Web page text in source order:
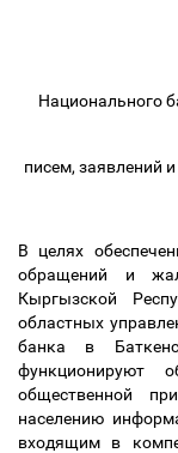
Национального
писем, заявлений
В целях
обращений и
Кыргызской
областных
банка в
функционируют
общественной
населению
входящим в